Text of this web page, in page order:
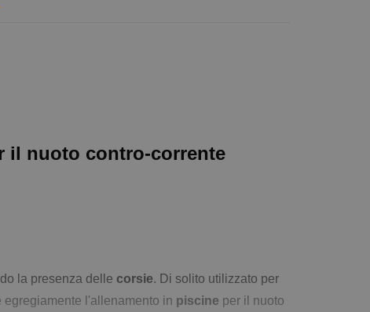
il nuoto contro-corrente
la presenza delle corsie. Di solito utilizzato per
l'allenamento in piscine per il nuoto